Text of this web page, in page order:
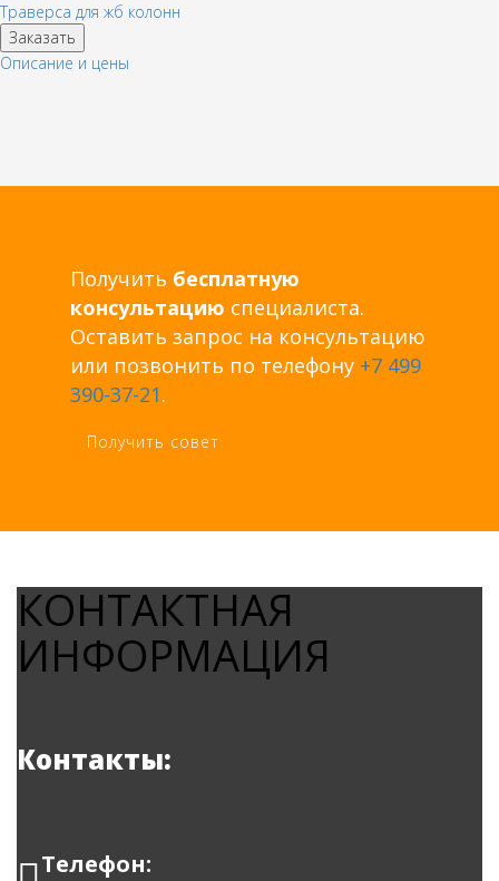
Траверса для жб колонн
Заказать
Описание и цены
Получить бесплатную
консультацию специалиста.
Оставить запрос на консультацию
или позвонить по телефону +7 499
390-37-21.
Получить совет
КОНТАКТНАЯ
ИНФОРМАЦИЯ
Контакты:
Телефон: